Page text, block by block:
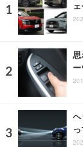
ー
ヘ